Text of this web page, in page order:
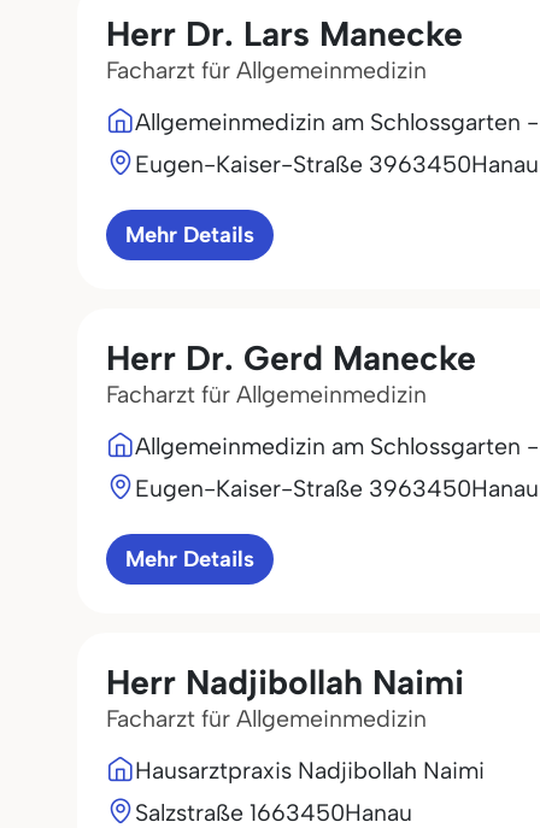
Herr Dr. Lars Manecke
Facharzt für Allgemeinmedizin
Allgemeinmedizin am Schlossgarten
Eugen-Kaiser-Straße 3963450Hanau
Mehr Details
Herr Dr. Gerd Manecke
Facharzt für Allgemeinmedizin
Allgemeinmedizin am Schlossgarten
Eugen-Kaiser-Straße 3963450Hanau
Mehr Details
Herr Nadjibollah Naimi
Facharzt für Allgemeinmedizin
Hausarztpraxis Nadjibollah Naimi
Salzstraße 1663450Hanau